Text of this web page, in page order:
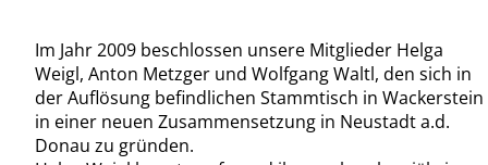
Im Jahr 2009 beschlossen unsere Mitglieder Helga
Weigl, Anton Metzger und Wolfgang Waltl, den sich in
der Auflösung befindlichen Stammtisch in Wackerstein
in einer neuen Zusammensetzung in Neustadt a.d.
Donau zu gründen.